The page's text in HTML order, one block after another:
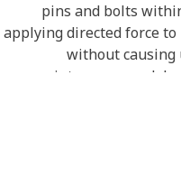
pins and bolts
applying directed force
without
maintenance
reducing the effort
The tool helps